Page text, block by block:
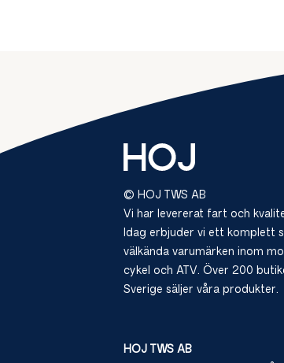
© HOJ TWS AB
Vi har levererat fart och
Idag erbjuder vi ett komplett
välkända varumärken inom
cykel och ATV. Över 200
Sverige säljer våra produkter.
HOJ TWS AB